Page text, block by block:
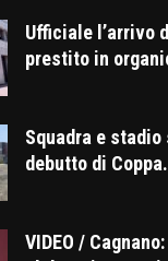
Ufficiale l’arrivo
prestito in
Squadra e
debutto di
VIDEO /